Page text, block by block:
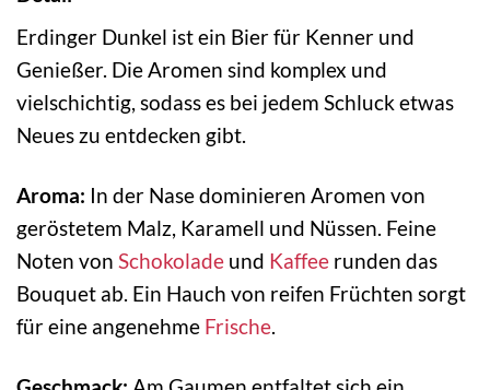
Erdinger Dunkel ist ein Bier für Kenner und
Genießer. Die Aromen sind komplex und
vielschichtig, sodass es bei jedem Schluck etwas
Neues zu entdecken gibt.
Aroma: In der Nase dominieren Aromen von
geröstetem Malz, Karamell und Nüssen. Feine
Noten von Schokolade und Kaffee runden das
Bouquet ab. Ein Hauch von reifen Früchten sorgt
für eine angenehme Frische.